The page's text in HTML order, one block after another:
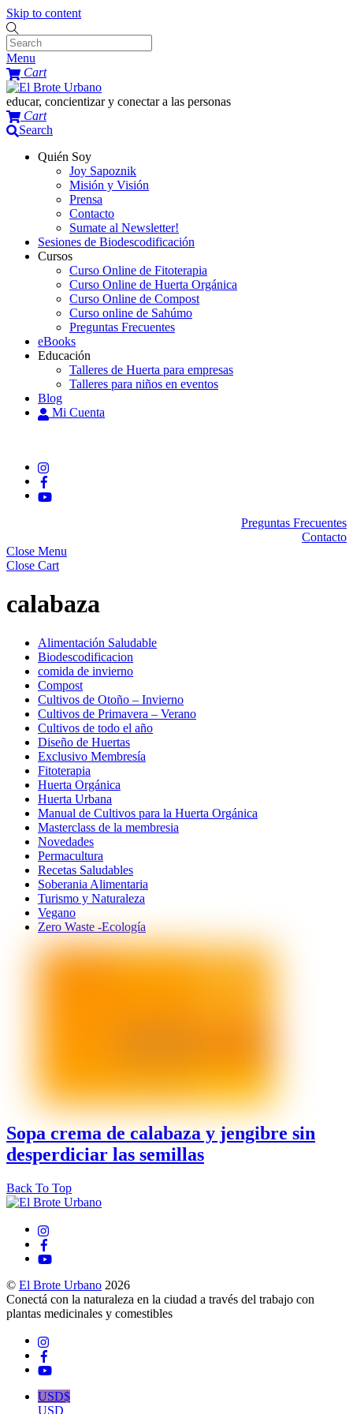
Skip to content
Menu
Cart
educar, concientizar y conectar a las personas
Cart
Search
Quién Soy
Joy Sapoznik
Misión y Visión
Prensa
Contacto
Sumate al Newsletter!
Sesiones de Biodescodificación
Cursos
Curso Online de Fitoterapia
Curso Online de Huerta Orgánica
Curso Online de Compost
Curso online de Sahúmo
Preguntas Frecuentes
eBooks
Educación
Talleres de Huerta para empresas
Talleres para niños en eventos
Blog
Mi Cuenta
Preguntas Frecuentes
Contacto
Close Menu
Close Cart
calabaza
Alimentación Saludable
Biodescodificacion
comida de invierno
Compost
Cultivos de Otoño – Invierno
Cultivos de Primavera – Verano
Cultivos de todo el año
Diseño de Huertas
Exclusivo Membresía
Fitoterapia
Huerta Orgánica
Huerta Urbana
Manual de Cultivos para la Huerta Orgánica
Masterclass de la membresia
Novedades
Permacultura
Recetas Saludables
Soberania Alimentaria
Turismo y Naturaleza
Vegano
Zero Waste -Ecología
Sopa crema de calabaza y jengibre sin
desperdiciar las semillas
Back To Top
© El Brote Urbano 2026
Conectá con la naturaleza en la ciudad a través del trabajo con
plantas medicinales y comestibles
USD$
USD